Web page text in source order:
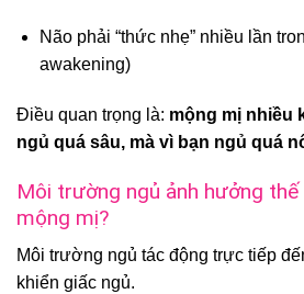
Não phải “thức nhẹ” nhiều lần
awakening)
Điều quan trọng là: mộng mị nhiều
ngủ quá sâu, mà vì bạn ngủ quá
Môi trường ngủ ảnh hưởng
mộng mị?
Môi trường ngủ tác động trực tiếp
khiển giấc ngủ.